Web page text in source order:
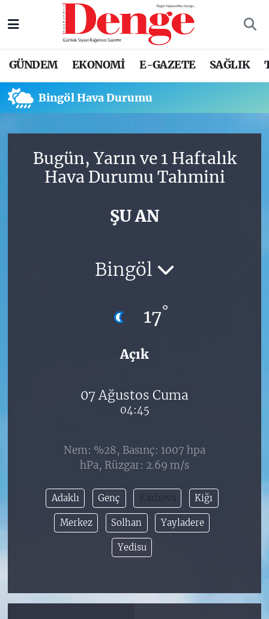
GÜNDEM EKONOMİ E-GAZETE SAĞLIK
Bingöl Hava Durumu
Bugün, Yarın ve 1 Haftalık
Hava Durumu Tahmini
ŞU AN
Bingöl
17°
Açık
07 Ağustos Cuma
04:45
Nem: %28, Basınç: 1007 hpa
hPa, Rüzgar: 2.69 m/s
Adaklı Genç Karlıova Kiğı
Merkez Solhan Yayladere
Yedisu
Nöbetçi Eczaneler
Trafik Durumu
Süper Lig Puan Durumu ve Fikstür
Tüm Manşetler